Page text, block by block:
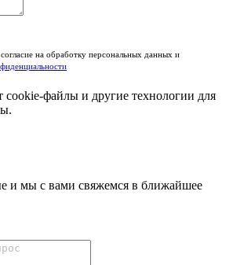
на обработку персональных данных и
cookie-файлы и другие технологии для
и мы с вами свяжемся в ближайшее